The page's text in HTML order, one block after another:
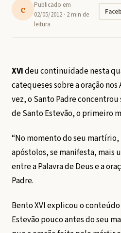
c
Publicado em
02/05/2012 · 2 min de
leitura
XVIdeu continuidade nesta
catequeses sobre a oração
vez, o Santo Padre
de Santo Estevão, o primeiro
“No momento do seu martírio,
apóstolos, se manifesta, mais
entre a Palavra de Deus e a
Padre.
Bento XVI explicou o
Estevão pouco antes do seu